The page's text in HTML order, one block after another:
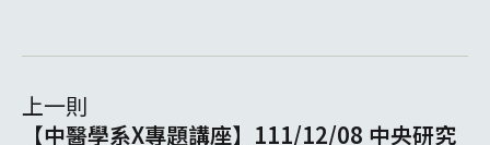
上一則
【中醫學系X專題講座】111/12/08 中央研究